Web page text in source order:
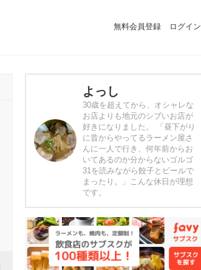
無料会員登録 ログイン
よっし
30歳を超えてから、オシャレな
お店よりも地元のシブいお店が
好きになりました。 「昼下がり
に昔からやってるラーメン屋さ
んに一人で行き、何年前からお
いてあるのか分からないゴルゴ
31を読みながら餃子とビールで
まったり。」こんな休日が理想
です。